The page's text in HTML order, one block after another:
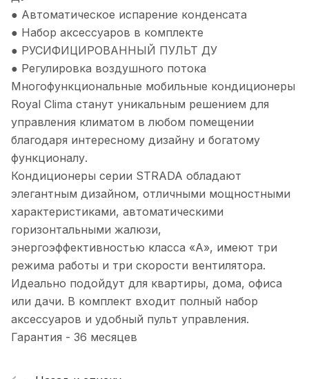
● Автоматическое испарение конденсата
● Набор аксессуаров в комплекте
● РУСИФИЦИРОВАННЫЙ ПУЛЬТ ДУ
● Регулировка воздушного потока
Многофункциональные мобильные кондиционеры
Royal Clima станут уникальным решением для
управления климатом в любом помещении
благодаря интересному дизайну и богатому
функционалу.
Кондиционеры серии STRADA обладают
элегантным дизайном, отличными мощностными
характеристиками, автоматическими
горизонтальными жалюзи,
энергоэффективностью класса «А», имеют три
режима работы и три скорости вентилятора.
Идеально подойдут для квартиры, дома, офиса
или дачи. В комплект входит полный набор
аксессуаров и удобный пульт управления.
Гарантия - 36 месяцев